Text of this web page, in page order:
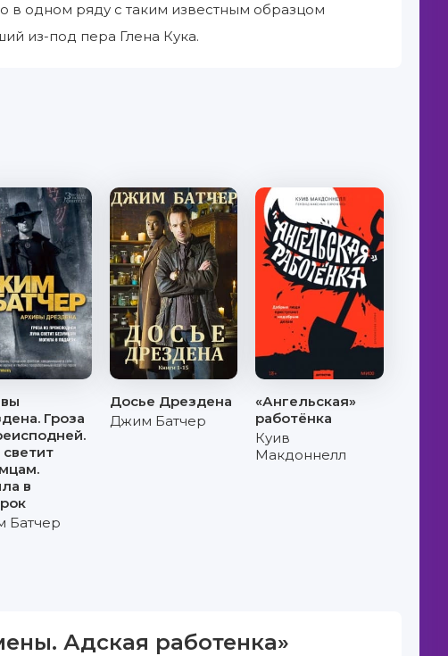
в одном ряду с таким известным образцом
из-под пера Глена Кука.
Гроза
в
Батчер
Досье Дрездена
Джим Батчер
«Ангельская»
работёнка
Куив
Макдоннелл
Адская работенка»